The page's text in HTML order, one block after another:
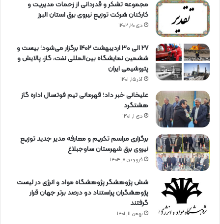
مجموعه تشکر و قدردانی از زحمات مدیریت و
کارکنان شرکت توزیع نیروی برق استان البرز
دی ۲۰, ۱۴۰۲
27 الی 30 اردیبهشت 1402 برگزار می‌شود؛ بیست و
ششمین نمایشگاه بین‌المللی نفت، گاز، پالایش و
پتروشیمی ایران
آذر ۱۵, ۱۴۰۱
علیخانی خبر داد؛ قهرمانی تیم فوتسال اداره گاز
هشتگرد
دی ۱, ۱۴۰۱
برگزاری مراسم تكریم و معارفه مدیر جدید توزیع
نیروی برق شهرستان ساوجبلاغ
فروردین ۷, ۱۴۰۴
شش پژوهشگر پژوهشگاه مواد و انرژی در لیست
پژوهشگران پراستناد دو درصد برتر جهان قرار
گرفتند
بهمن ۱۱, ۱۴۰۱